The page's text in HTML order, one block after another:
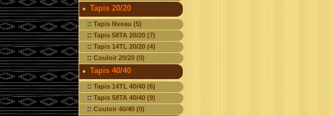
Tapis 20/20
:: Tapis Nveau (5)
:: Tapis 58TA 20/20 (7)
:: Tapis 14TL 20/20 (4)
:: Couloir 20/20 (0)
Tapis 40/40
:: Tapis 14TL 40/40 (6)
:: Tapis 58TA 40/40 (9)
:: Couloir 40/40 (0)